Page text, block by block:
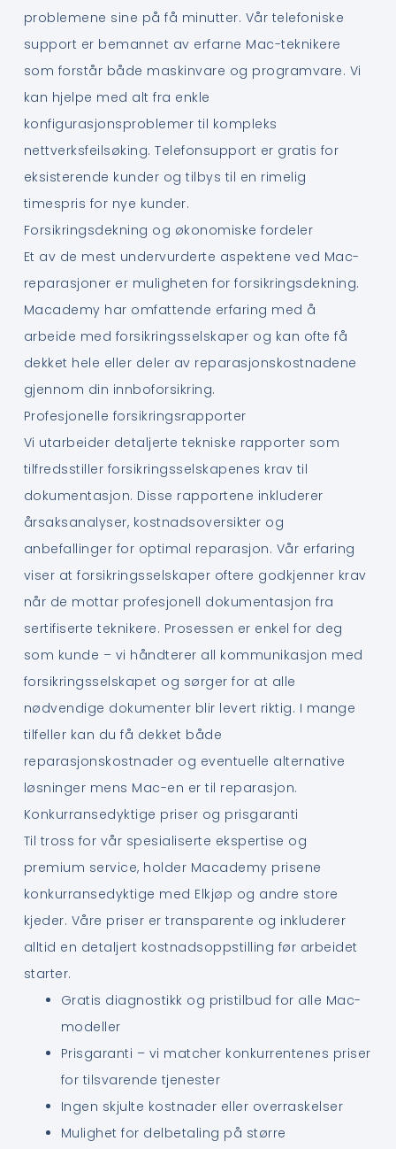
problemene sine på få minutter. Vår telefoniske
support er bemannet av erfarne Mac-teknikere
som forstår både maskinvare og programvare. Vi
kan hjelpe med alt fra enkle
konfigurasjonsproblemer til kompleks
nettverksfeilsøking. Telefonsupport er gratis for
eksisterende kunder og tilbys til en rimelig
timespris for nye kunder.
Forsikringsdekning og økonomiske fordeler
Et av de mest undervurderte aspektene ved Mac-
reparasjoner er muligheten for forsikringsdekning.
Macademy har omfattende erfaring med å
arbeide med forsikringsselskaper og kan ofte få
dekket hele eller deler av reparasjonskostnadene
gjennom din innboforsikring.
Profesjonelle forsikringsrapporter
Vi utarbeider detaljerte tekniske rapporter som
tilfredsstiller forsikringsselskapenes krav til
dokumentasjon. Disse rapportene inkluderer
årsaksanalyser, kostnadsoversikter og
anbefallinger for optimal reparasjon. Vår erfaring
viser at forsikringsselskaper oftere godkjenner krav
når de mottar profesjonell dokumentasjon fra
sertifiserte teknikere. Prosessen er enkel for deg
som kunde – vi håndterer all kommunikasjon med
forsikringsselskapet og sørger for at alle
nødvendige dokumenter blir levert riktig. I mange
tilfeller kan du få dekket både
reparasjonskostnader og eventuelle alternative
løsninger mens Mac-en er til reparasjon.
Konkurransedyktige priser og prisgaranti
Til tross for vår spesialiserte ekspertise og
premium service, holder Macademy prisene
konkurransedyktige med Elkjøp og andre store
kjeder. Våre priser er transparente og inkluderer
alltid en detaljert kostnadsoppstilling før arbeidet
starter.
Gratis diagnostikk og pristilbud for alle Mac-
modeller
Prisgaranti – vi matcher konkurrentenes priser
for tilsvarende tjenester
Ingen skjulte kostnader eller overraskelser
Mulighet for delbetaling på større